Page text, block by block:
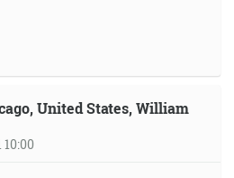
United States, William